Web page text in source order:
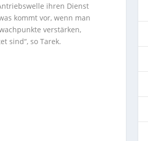
ihren Dienst
kommt vor, wenn man
verstärken,
sind“, so Tarek.